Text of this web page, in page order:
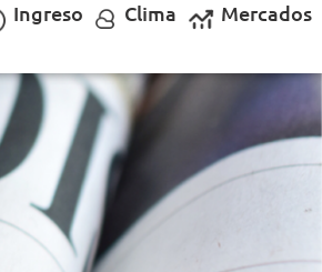
Ingreso Clima Mercados